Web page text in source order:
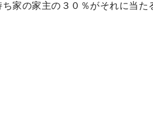
家の家主の３０％がそれに当た